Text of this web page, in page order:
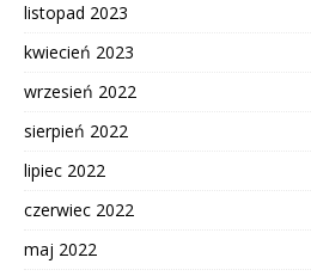
listopad 2023
kwiecień 2023
wrzesień 2022
sierpień 2022
lipiec 2022
czerwiec 2022
maj 2022